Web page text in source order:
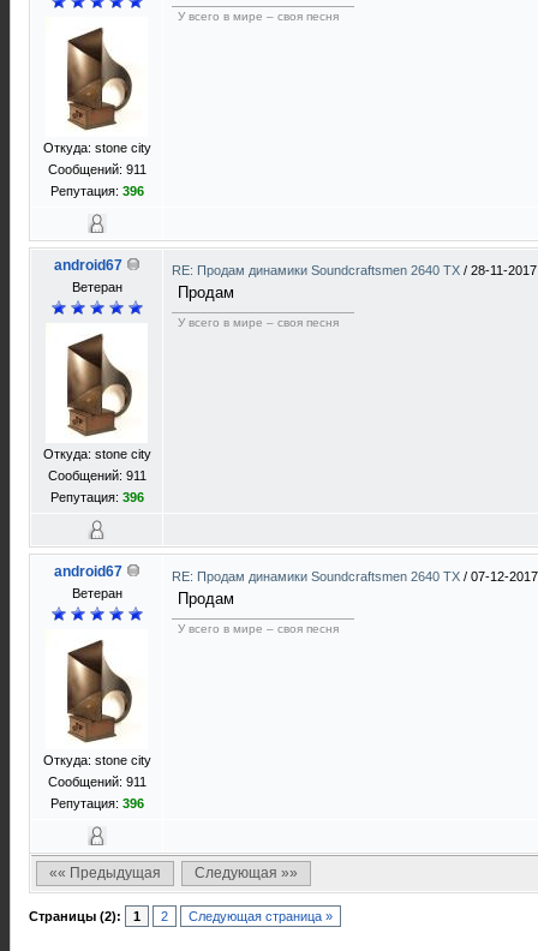
Откуда: stone city
Сообщений: 911
Репутация: 396
У всего в мире – своя песня
android67
Ветеран
Откуда: stone city
Сообщений: 911
Репутация: 396
RE: Продам динамики Soundcraftsmen 2640 TX / 28-11-
Продам
У всего в мире – своя песня
android67
Ветеран
Откуда: stone city
Сообщений: 911
Репутация: 396
RE: Продам динамики Soundcraftsmen 2640 TX / 07-12-
Продам
У всего в мире – своя песня
«« Предыдущая Следующая »»
Страницы (2): 1 2 Следующая страница »